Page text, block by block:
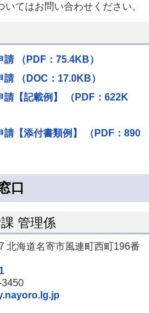
てはお問い合わせください。
（PDF：75.4KB）
（DOC：17.0KB）
請【記載例】 （PDF：622K
請【添付書類例】 （PDF：890
口
管理係
北海道名寄市風連町西町196番
3450